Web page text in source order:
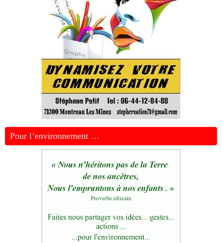
Pour l’environnement …